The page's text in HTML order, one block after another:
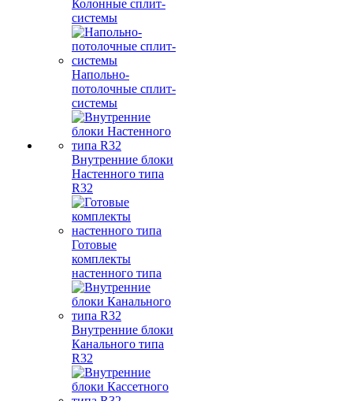
Колонные сплит-
системы
Напольно-
потолочные сплит-
системы
Внутренние блоки
Настенного типа
R32
Готовые
комплекты
настенного типа
Внутренние блоки
Канального типа
R32